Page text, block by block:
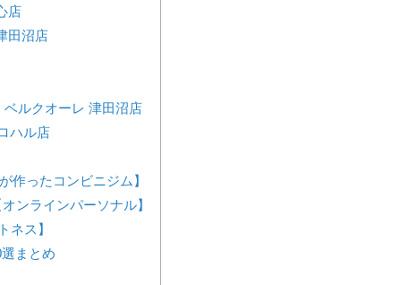
店
田沼店
ルクオーレ 津田沼店
ハル店
作ったコンビニジム】
ンラインパーソナル】
ネス】
まとめ